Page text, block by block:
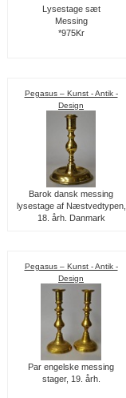
Lysestage sæt
Messing
*975Kr
Pegasus – Kunst - Antik -
Design
Barok dansk messing
lysestage af Næstvedtypen,
18. årh. Danmark
Pegasus – Kunst - Antik -
Design
Par engelske messing
stager, 19. årh.